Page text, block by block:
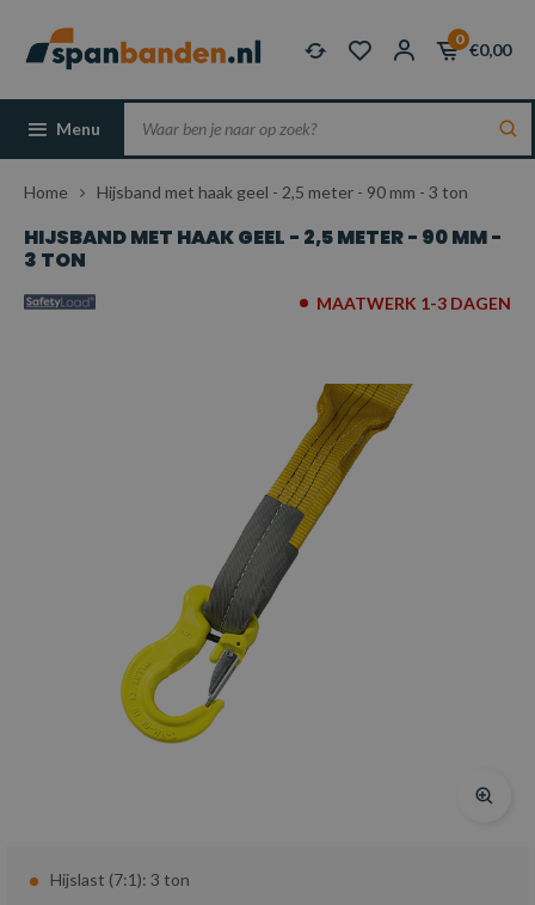
0
€0,00
Menu
Home Hijsband met haak geel - 2,5 meter - 90 mm - 3 ton
HIJSBAND MET HAAK GEEL - 2,5 METER - 90 MM -
3 TON
MAATWERK 1-3 DAGEN
Hijslast (7:1): 3 ton